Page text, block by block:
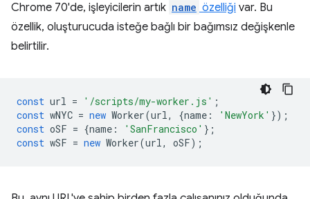
Chrome 70'de, işleyicilerin artık name özelliği var. Bu
özellik, oluşturucuda isteğe bağlı bir bağımsız değişkenle
belirtilir.
const url = '/scripts/my-worker.js' ;
const wNYC = new Worker(url, {name : 'NewYork' });
const oSF = {name : 'SanFrancisco' };
const wSF = new Worker(url, oSF);